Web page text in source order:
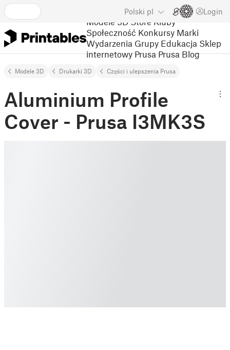
Polski pl Login
Modele 3D Store Kluby
Społeczność Konkursy Marki
Wydarzenia Grupy Edukacja Sklep
internetowy Prusa Prusa Blog
Modele 3D Drukarki 3D Części i ulepszenia Prusa
Aluminium Profile
Cover - Prusa I3MK3S